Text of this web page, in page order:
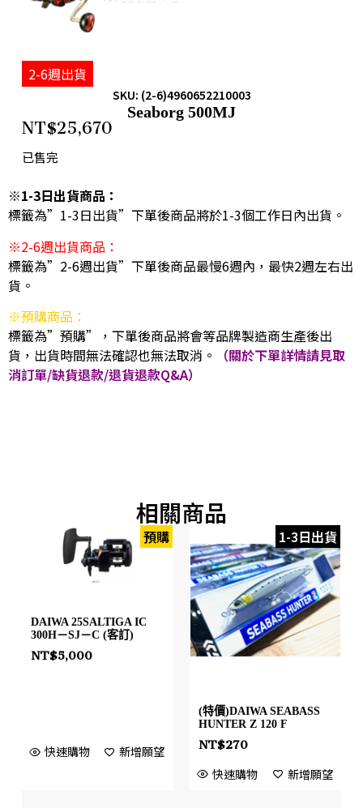
2-6週出貨
SKU: (2-6)4960652210003
Seaborg 500MJ
NT$25,670
已售完
※1-3日出貨商品：
標籤為”1-3日出貨”下單後商品將於1-3個工作日內出貨。
※2-6週出貨商品：
標籤為”2-6週出貨”下單後商品最慢6週內，最快2週左右出
貨。
※預購商品：
標籤為”預購”，下單後商品將會等品牌製造商生產後出
貨，出貨時間無法確認也無法取消。
（關於下單詳情請見取
消訂單/缺貨退款/退貨退款Q&A）
相關商品
預購
DAIWA 25SALTIGA IC
300H－SJ－C (客訂)
NT$5,000
快速購物 新增願望
1-3日出貨
(特價)DAIWA SEABASS
HUNTER Z 120 F
NT$270
快速購物 新增願望